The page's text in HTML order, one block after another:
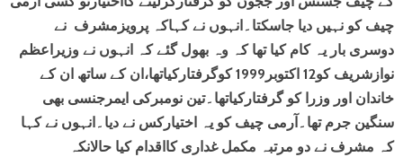
چیف کو نہیں دیا جاسکتا۔انہوں نے کہاکہ پرویزمشرف نے
دوسری بار یہ کام کیا تھا کہ وہ بھول گئے کہ انہوں نے وزیراعظم
نوازشریف کو12 اکتوبر1999 کوگرفتارکیاتھا،ان کے ساتھ ان کے
خاندان اور وزرا کو گرفتارکیاتھا۔تین نومبرکی ایمرجنسی بھی
سنگین جرم تھا۔آرمی چیف کو یہ اختیارکس نے دیا۔انہوں نے کہا
کہ مشرف نے دو مرتبہ مکمل غداری کااقدام کیا حالانکہ